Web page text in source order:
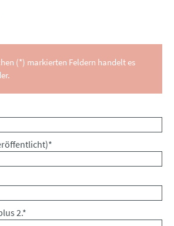
(*) markierten Feldern handelt es
*
2.*